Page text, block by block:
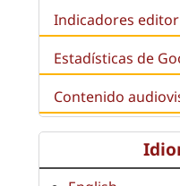
Indicadores
Estadísticas de
Contenido